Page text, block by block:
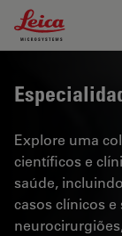
Leica
Explore uma
científicos e
saúde,
casos clínicos